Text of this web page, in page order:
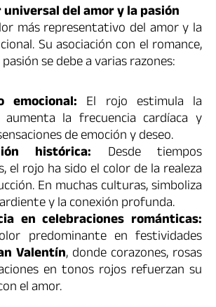
universal del amor y la pasión
más representativo del amor y la
Su asociación con el romance,
se debe a varias razones:
emocional: El rojo estimula la
aumenta la frecuencia cardíaca y
de emoción y deseo.
histórica: Desde tiempos
el rojo ha sido el color de la realeza
En muchas culturas, simboliza
y la conexión profunda.
en celebraciones románticas:
predominante en festividades
Valentín, donde corazones, rosas
en tonos rojos refuerzan su
el amor.